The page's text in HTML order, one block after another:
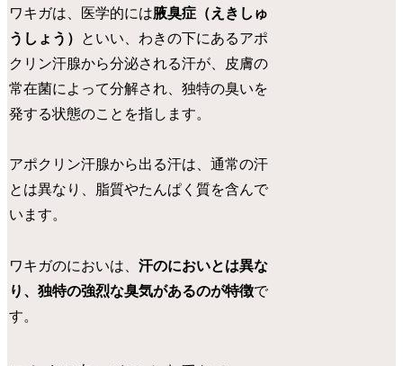
ワキガは、医学的には腋臭症（えきしゅ
うしょう）
といい、わきの下にあるアポ
クリン汗腺から分泌される汗が、
皮膚の
常在菌によって分解され、独特の臭いを
発する状態のことを指します。
アポクリン汗腺から出る汗は、通常の汗
とは異なり、脂質やたんぱく質を含んで
います。
ワキガのにおいは、汗のにおいとは異な
り、独特の強烈な臭気があるのが特徴で
す。